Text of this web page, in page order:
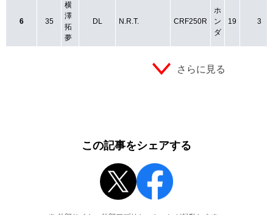
6 35
横
澤
拓
夢
DL N.R.T. CRF250R
ホ
ン
ダ
19 3
さらに見る
この記事をシェアする